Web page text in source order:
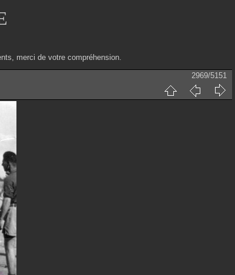
merci de votre compréhension.
2969/5151